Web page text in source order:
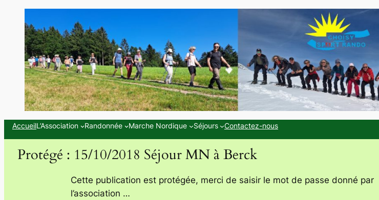
contenu
AccueilL’Association Randonnée Marche Nordique Séjours Contactez-nous
Protégé : 15/10/2018 Séjour MN à Berck
Cette publication est protégée, merci de saisir le mot de passe donné par
l’association …